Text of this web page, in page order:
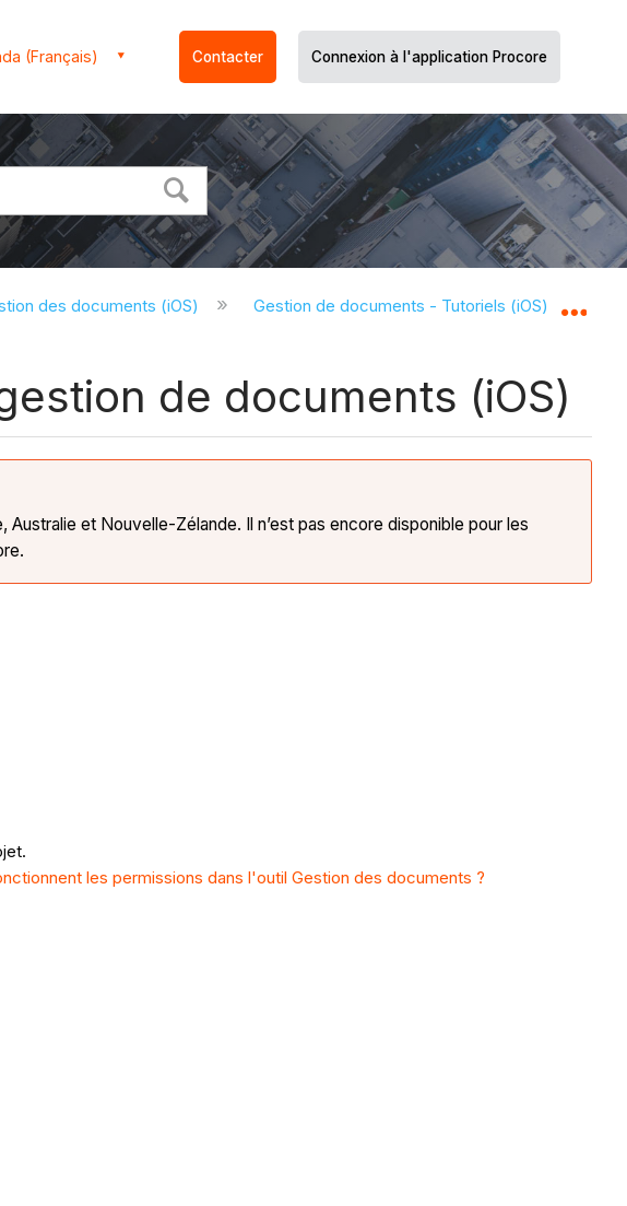
(Français) Contacter Connexion à l'application Procore
des documents (iOS) Gestion de documents - Tutoriels (iOS)
de documents (iOS)
et Nouvelle-Zélande. Il n’est pas encore disponible pour les
les permissions dans l'outil Gestion des documents ?